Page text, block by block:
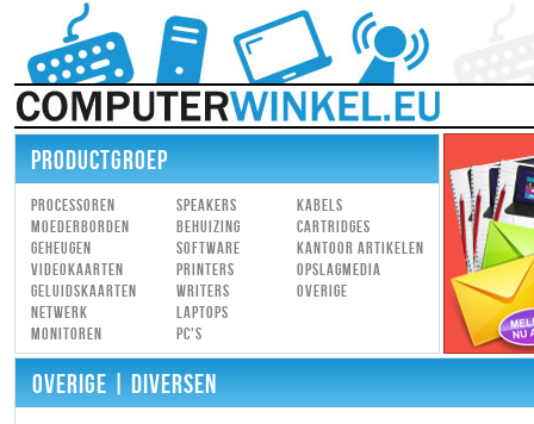
PRODUCTGROEP
Processoren
Moederborden
Geheugen
Videokaarten
Geluidskaarten
Netwerk
Monitoren
Speakers
Behuizing
Software
Printers
Writers
Laptops
PC's
Kabels
Cartridges
Kantoor artikelen
Opslagmedia
Overige
OVERIGE| DIVERSEN